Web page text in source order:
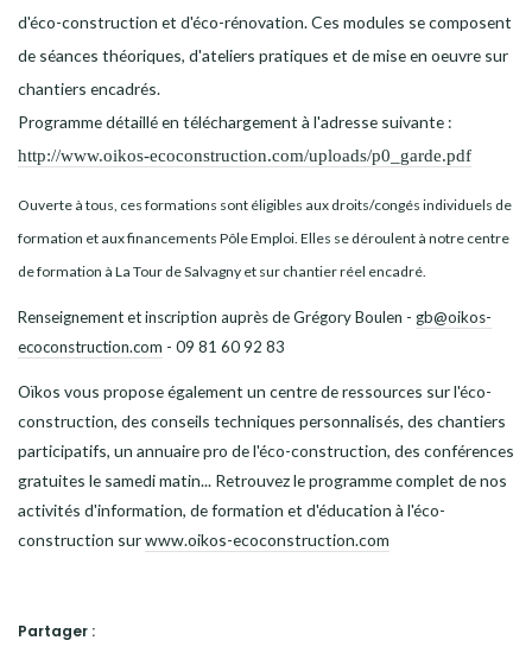
d'éco-construction et d'éco-rénovation. Ces modules se composent
de séances théoriques, d'ateliers pratiques et de mise en oeuvre sur
chantiers encadrés.
Programme détaillé en téléchargement à l'adresse suivante :
http://www.oikos-ecoconstruction.com/uploads/p0_garde.pdf
Ouverte à tous, ces formations sont éligibles aux droits/congés individuels de
formation et aux financements Pôle Emploi. Elles se déroulent à notre centre
de formation à La Tour de Salvagny et sur chantier réel encadré.
Renseignement et inscription auprès de Grégory Boulen - gb@oikos-
ecoconstruction.com - 09 81 60 92 83
Oïkos vous propose également un centre de ressources sur l'éco-
construction, des conseils techniques personnalisés, des chantiers
participatifs, un annuaire pro de l'éco-construction, des conférences
gratuites le samedi matin... Retrouvez le programme complet de nos
activités d'information, de formation et d'éducation à l'éco-
construction surwww.oikos-ecoconstruction.com
Partager :